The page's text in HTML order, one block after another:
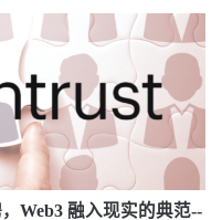
。 ‍‍ 这些因素反映
。一些专业人士正在进入
会，无论是为了更大的灵
将自由职业者作为新职业的
的稳定性。 自由职业
为自由职业者的工作或职业
职业者表示，与传统工作
他们对自由职业感到更快
的股票之一，年初至今跌幅
团为全球员工体验项目选择
如既往
最前沿最优质的HRTech资
是中国
平台，作为HR领域唯一深度
推动中国人力资源科技进
向。 HRTechChina
，达到793,000人。 该
该公司表示，其2021年客
克兰、俄罗斯或白俄罗斯的
出，乌克兰的专业人员正以
才注册已达到创纪录的数
倍多，第一季度末乌克兰人
内部员工中，
俄罗斯、白俄罗斯或乌克
员仍然能够在乌克兰境内和
Web3 融入现实的典范--